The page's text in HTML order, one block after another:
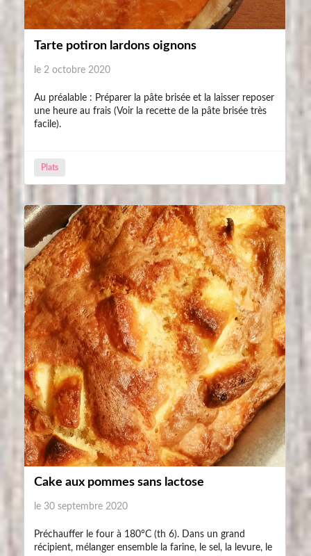
Tarte potiron lardons oignons
le 2 octobre 2020
Au préalable : Préparer la pâte brisée et la laisser reposer
une heure au frais (Voir la recette de la pâte brisée très
facile).
Plats
Cake aux pommes sans lactose
le 30 septembre 2020
Préchauffer le four à 180°C (th 6). Dans un grand
récipient, mélanger ensemble la farine, le sel, la levure, le